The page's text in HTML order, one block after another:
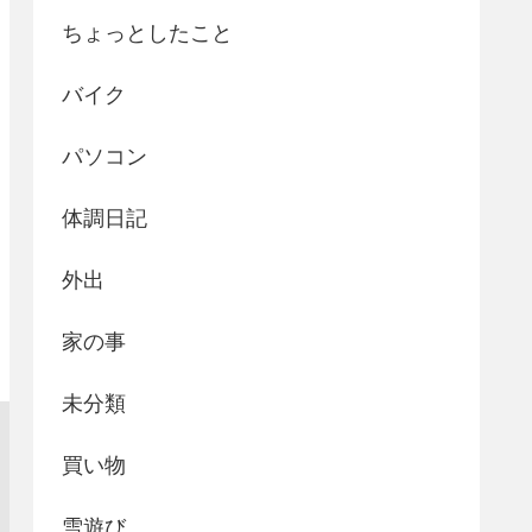
ちょっとしたこと
バイク
パソコン
体調日記
外出
家の事
未分類
買い物
雪遊び